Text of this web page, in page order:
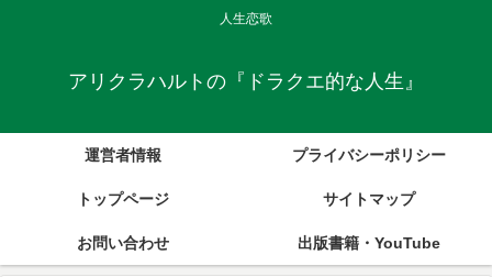
人生恋歌
アリクラハルトの『ドラクエ的な人生』
運営者情報 プライバシーポリシー
トップページ サイトマップ
お問い合わせ 出版書籍・YouTube